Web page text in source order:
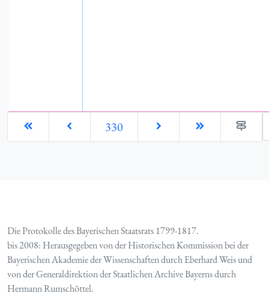
330
Die Protokolle des Bayerischen Staatsrats 1799-1817.
bis 2008: Herausgegeben von der Historischen Kommission bei der
Bayerischen Akademie der Wissenschaften durch Eberhard Weis und
von der Generaldirektion der Staatlichen Archive Bayerns durch
Hermann Rumschöttel.